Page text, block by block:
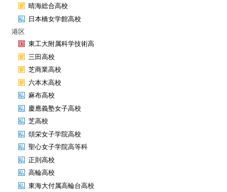
晴海総合高校
日本橋女学館高校
港区
東工大附属科学技術高
三田高校
芝商業高校
六本木高校
麻布高校
慶應義塾女子高校
芝高校
頌栄女子学院高校
聖心女子学院高等科
正則高校
高輪高校
東海大付属高輪台高校